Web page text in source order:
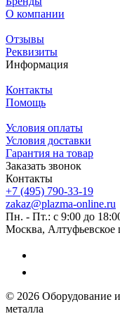
О компании
Отзывы
Реквизиты
Информация
Контакты
Помощь
Условия оплаты
Условия доставки
Гарантия на товар
Заказать звонок
Контакты
+7 (495) 790-33-19
zakaz@plazma-online.ru
Пн. - Пт.: с 9:00 до
Москва, Алтуфьевское
© 2026 Оборудование
металла